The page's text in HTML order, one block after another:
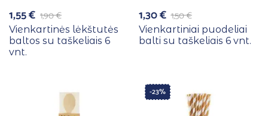
1,90€
1,55€
Vienkartinės lėkštutės
baltos su taškeliais 6
vnt.
1,50€
1,30€
Vienkartiniai puodeliai
balti su taškeliais 6 vnt.
-23%